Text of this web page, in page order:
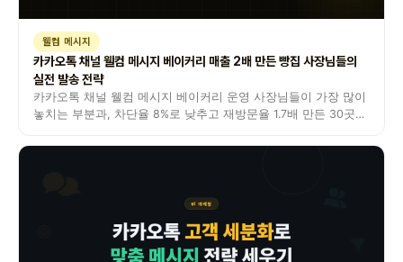
웰컴 메시지
카카오톡 채널 웰컴 메시지 베이커리 매출 2배 만든 빵집 사장님들의
실전 발송 전략
카카오톡 채널 웰컴 메시지 베이커리 운영 사장님들이 가장 많이
놓치는 부분과, 차단율 8%로 낮추고 재방문율 1.7배 만든 30곳